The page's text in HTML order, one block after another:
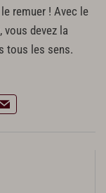
remuer ! Avec le
devez la
tous les sens.